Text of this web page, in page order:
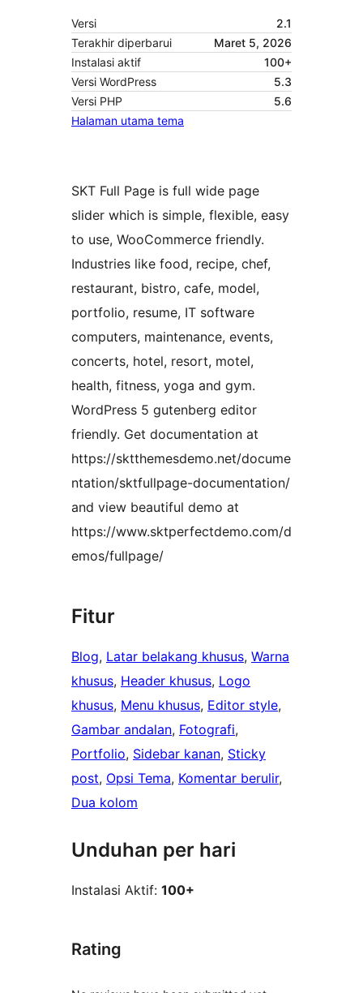
Versi
2.1
Terakhir diperbarui
Maret 5, 2026
Instalasi aktif
100+
Versi WordPress
5.3
Versi PHP
5.6
Halaman utama tema
SKT Full Page is full wide page
slider which is simple, flexible, easy
to use, WooCommerce friendly.
Industries like food, recipe, chef,
restaurant, bistro, cafe, model,
portfolio, resume, IT software
computers, maintenance, events,
concerts, hotel, resort, motel,
health, fitness, yoga and gym.
WordPress 5 gutenberg editor
friendly. Get documentation at
https://sktthemesdemo.net/docume
ntation/sktfullpage-documentation/
and view beautiful demo at
https://www.sktperfectdemo.com/d
emos/fullpage/
Fitur
Blog, Latar belakang khusus, Warna
khusus, Header khusus, Logo
khusus, Menu khusus, Editor style
Gambar andalan, Fotografi
Portfolio, Sidebar kanan, Sticky
post, Opsi Tema, Komentar berulir
Dua kolom
Unduhan per hari
Instalasi Aktif: 100+
Rating